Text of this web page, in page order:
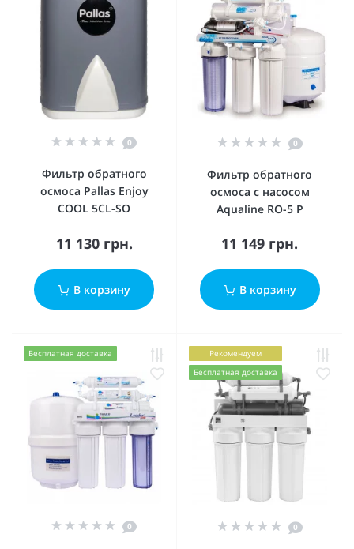
0
Фильтр обратного
осмоса Pallas Enjoy
COOL 5CL-SO
11 130 грн.
В корзину
0
Фильтр обратного
осмоса с насосом
Aqualine RO-5 P
11 149 грн.
В корзину
Бесплатная доставка
0
Рекомендуем
Бесплатная доставка
0